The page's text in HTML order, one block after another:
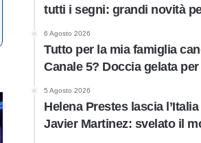
tutti i segni: grandi novità
6 Agosto 2026
Tutto per la mia famiglia
Canale 5? Doccia gelata
5 Agosto 2026
Helena Prestes lascia
Javier Martinez: svelato il